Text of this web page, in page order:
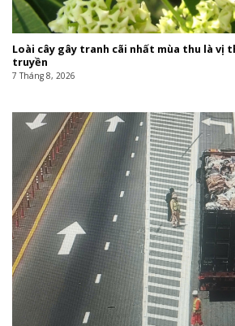
Loài cây gây tranh cãi nhất mùa thu là vị
truyền
7 Tháng 8, 2026